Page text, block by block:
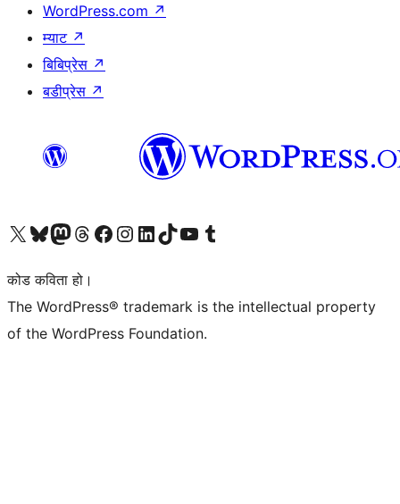
WordPress.com ↗
म्याट ↗
बिबिप्रेस ↗
बडीप्रेस ↗
हाम्रो X (पहिले ट्विटर) खातामा जानुहोस्
हाम्रो Bluesky खाता भ्रमण गर्नुहोस्
हाम्रो म्यास्टोडन खाता भ्रमण गर्नुहोस्
हाम्रो थ्रेड्स खातामा जानुहोस्
हाम्रो फेसबुक पेजमा जानुहोस्
हाम्रो इन्स्टाग्राम खातामा जानुहोस्
हाम्रो लिङ्क्डइन खातामा जानुहोस्
हाम्रो TikTok खाता भ्रमण गर्नुहोस्
हाम्रो युट्युब च्यानलमा जानुहोस्
हाम्रो टम्बलर खाता भ्रमण गर्नुहोस्
कोड कविता हो।
The WordPress® trademark is the intellectual property
of the WordPress Foundation.